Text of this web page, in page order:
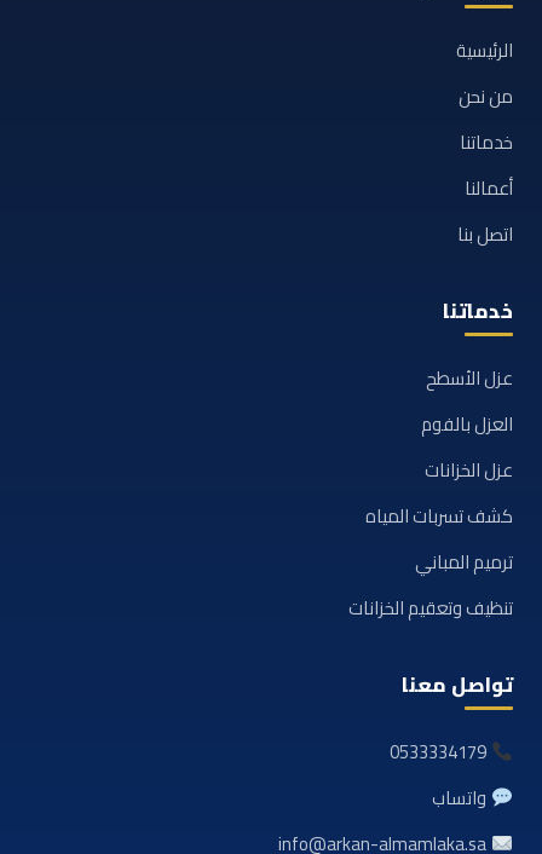
الرئيسية
من نحن
خدماتنا
أعمالنا
اتصل بنا
خدماتنا
عزل الأسطح
العزل بالفوم
عزل الخزانات
كشف تسربات المياه
ترميم المباني
تنظيف وتعقيم الخزانات
تواصل معنا
0533334179
واتساب
info@arkan-almamlaka.sa